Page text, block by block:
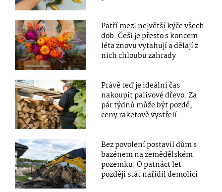
Patří mezi největší kýče všech
dob. Češi je přesto s koncem
léta znovu vytahují a dělají z
nich chloubu zahrady
Právě teď je ideální čas
nakoupit palivové dřevo. Za
pár týdnů může být pozdě,
ceny raketově vystřelí
Bez povolení postavil dům s
bazénem na zemědělském
pozemku. O patnáct let
později stát nařídil demolici